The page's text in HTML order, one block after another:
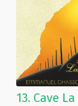
13. Cave